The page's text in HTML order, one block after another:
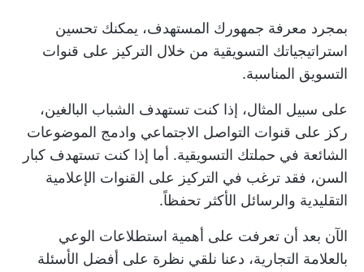
بمجرد معرفة جمهورك المستهدف، يمكنك تحسين
استراتيجياتك التسويقية من خلال التركيز على قنوات
التسويق المناسبة.
على سبيل المثال، إذا كنت تستهدف الشباب البالغين،
ركز على قنوات التواصل الاجتماعي وادمج الموضوعات
الشائعة في حملتك التسويقية. أما إذا كنت تستهدف كبار
السن، فقد ترغب في التركيز على القنوات الإعلامية
التقليدية والرسائل الأكثر تحفظاً.
الآن بعد أن تعرفت على أهمية استطلاعات الوعي
بالعلامة التجارية، دعنا نلقي نظرة على أفضل الأسئلة